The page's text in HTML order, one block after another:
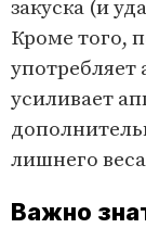
закуска (и
Кроме того,
употребляет
усиливает
лишнего
Важно